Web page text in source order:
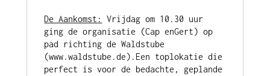
De Aankomst:
Vrijdag om 10.30 uur
ging de organisatie (Cap enGert) op
pad richting de Waldstube
(www.waldstube.de).Een toplokatie die
perfect is voor de bedachte, geplande